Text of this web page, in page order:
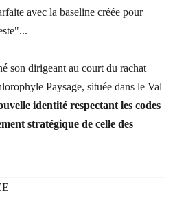
avec la baseline créée pour
son dirigeant au court du rachat
Paysage, située dans le Val
identité respectant les codes
stratégique de celle des